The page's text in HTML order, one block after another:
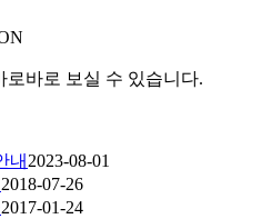
바로 보실 수 있습니다.
내 2023-08-01
2018-07-26
2017-01-24